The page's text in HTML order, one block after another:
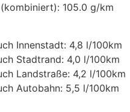
105.0 g/km
Innenstadt: 4,8 l/100km
Stadtrand: 4,0 l/100km
Landstraße: 4,2 l/100km
Autobahn: 5,5 l/100km